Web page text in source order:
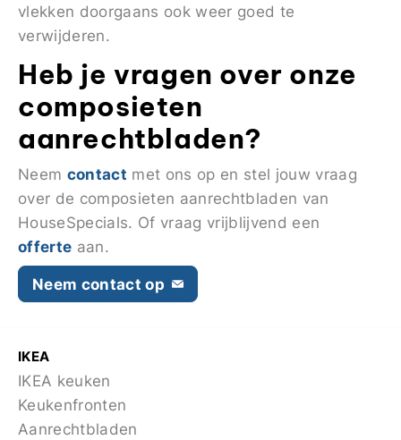
vlekken doorgaans ook weer goed te
verwijderen.
Heb je vragen over onze
composieten
aanrechtbladen?
Neem contact met ons op en stel jouw vraag
over de composieten aanrechtbladen van
HouseSpecials. Of vraag vrijblijvend een
offerte aan.
Neem contact op
IKEA
IKEA keuken
Keukenfronten
Aanrechtbladen